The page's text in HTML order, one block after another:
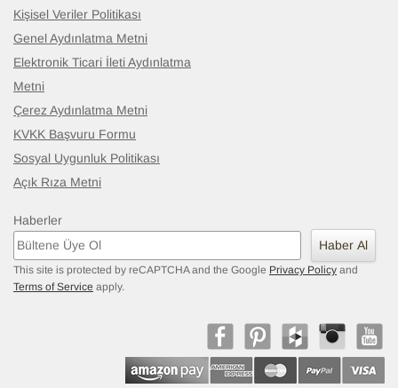
Kişisel Veriler Politikası
Genel Aydınlatma Metni
Elektronik Ticari İleti Aydınlatma
Metni
Çerez Aydınlatma Metni
KVKK Başvuru Formu
Sosyal Uygunluk Politikası
Açık Rıza Metni
Haberler
Haber Al
This site is protected by reCAPTCHA and the Google Privacy Policy and
Terms of Service apply.